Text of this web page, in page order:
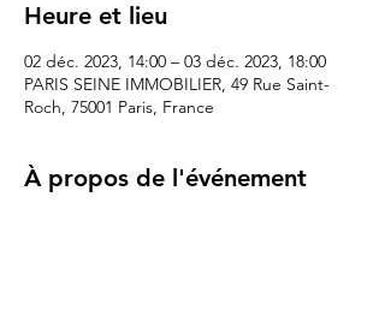
Heure et lieu
02 déc. 2023, 14:00 – 03 déc. 2023, 18:00
PARIS SEINE IMMOBILIER, 49 Rue Saint-
Roch, 75001 Paris, France
À propos de l'événement